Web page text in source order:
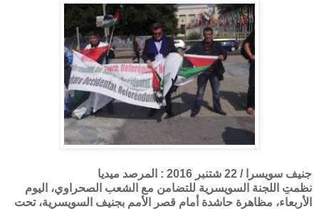
جنيف سويسرا / 22 شتنبر 2016 : المرصد ميديا
نظمتِ اللجنة السويسرية للتضامن مع الشعب الصحراوي، اليوم
الأربعاء، مظاهرة حاشدة أمام قصر الأمم بجنيف السويسرية، تحت